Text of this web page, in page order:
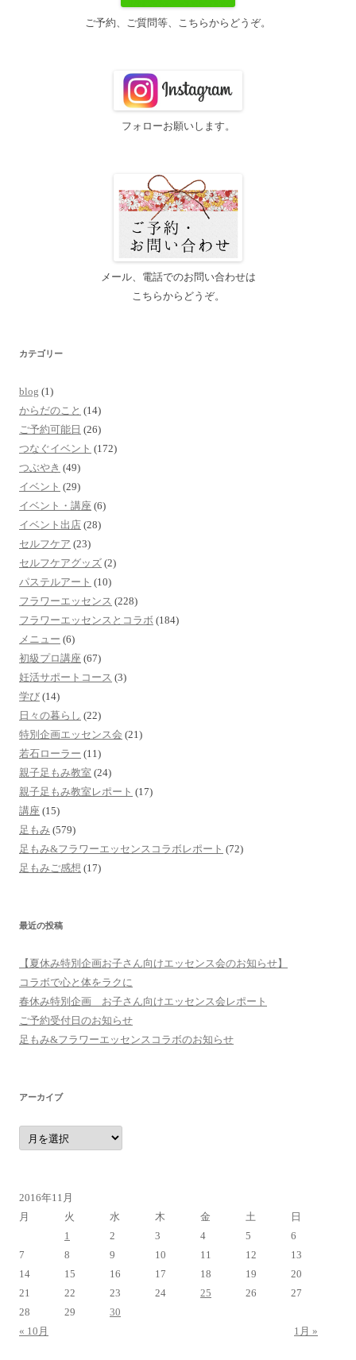
ご予約、ご質問等、こちらからどうぞ。
フォローお願いします。
メール、電話でのお問い合わせは
こちらからどうぞ。
カテゴリー
blog (1)
からだのこと (14)
ご予約可能日 (26)
つなぐイベント (172)
つぶやき (49)
イベント (29)
イベント・講座 (6)
イベント出店 (28)
セルフケア (23)
セルフケアグッズ (2)
パステルアート (10)
フラワーエッセンス (228)
フラワーエッセンスとコラボ (184)
メニュー (6)
初級プロ講座 (67)
妊活サポートコース (3)
学び (14)
日々の暮らし (22)
特別企画エッセンス会 (21)
若石ローラー (11)
親子足もみ教室 (24)
親子足もみ教室レポート (17)
講座 (15)
足もみ (579)
足もみ&フラワーエッセンスコラボレポート (72)
足もみご感想 (17)
最近の投稿
【夏休み特別企画お子さん向けエッセンス会のお知らせ】
コラボで心と体をラクに
春休み特別企画 お子さん向けエッセンス会レポート
ご予約受付日のお知らせ
足もみ&フラワーエッセンスコラボのお知らせ
アーカイブ
ア
ー
カ
2016年11月
月
火 水 木 金 土
日
1
2 3 4 5
6
7
8 9 10 11 12
13
14
15 16 17 18 19
20
21
22 23 24 25 26
27
28
29
30
« 10月
1月 »